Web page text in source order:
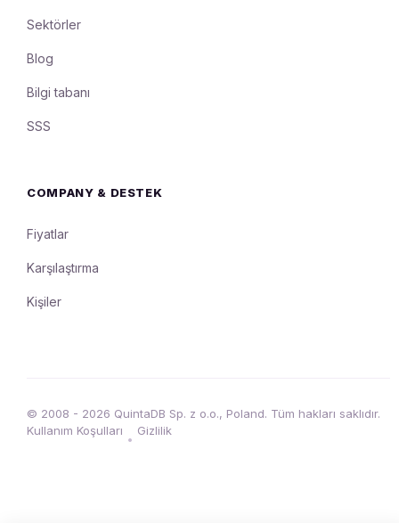
Sektörler
Blog
Bilgi tabanı
SSS
COMPANY & DESTEK
Fiyatlar
Karşılaştırma
Kişiler
© 2008 - 2026 QuintaDB Sp. z o.o., Poland. Tüm hakları saklıdır.
Kullanım Koşulları
•
Gizlilik